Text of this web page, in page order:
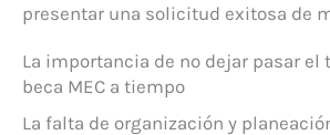
presentar una solicitud exitosa de
La importancia de no dejar pasar el
beca MEC a tiempo
La falta de organización y